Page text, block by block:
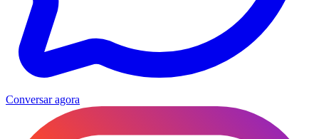
Conversar agora